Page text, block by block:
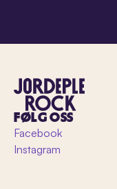
FØLG OSS
Facebook
Instagram